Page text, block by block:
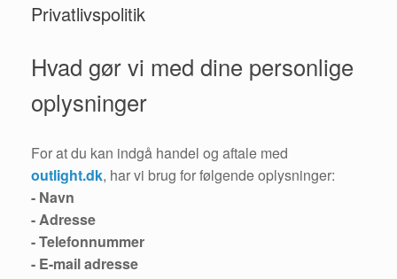
Privatlivspolitik
Hvad gør vi med dine personlige
oplysninger
For at du kan indgå handel og aftale med
outlight.dk, har vi brug for følgende oplysninger:
- Navn
- Adresse
- Telefonnummer
- E-mail adresse